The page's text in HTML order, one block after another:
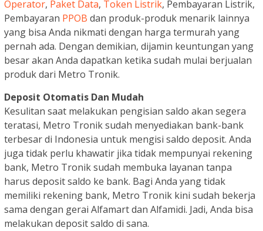
Operator, Paket Data, Token Listrik, Pembayaran Listrik,
Pembayaran PPOB dan produk-produk menarik lainnya
yang bisa Anda nikmati dengan harga termurah yang
pernah ada. Dengan demikian, dijamin keuntungan yang
besar akan Anda dapatkan ketika sudah mulai berjualan
produk dari Metro Tronik.
Deposit Otomatis Dan Mudah
Kesulitan saat melakukan pengisian saldo akan segera
teratasi, Metro Tronik sudah menyediakan bank-bank
terbesar di Indonesia untuk mengisi saldo deposit. Anda
juga tidak perlu khawatir jika tidak mempunyai rekening
bank, Metro Tronik sudah membuka layanan tanpa
harus deposit saldo ke bank. Bagi Anda yang tidak
memiliki rekening bank, Metro Tronik kini sudah bekerja
sama dengan gerai Alfamart dan Alfamidi. Jadi, Anda bisa
melakukan deposit saldo di sana.